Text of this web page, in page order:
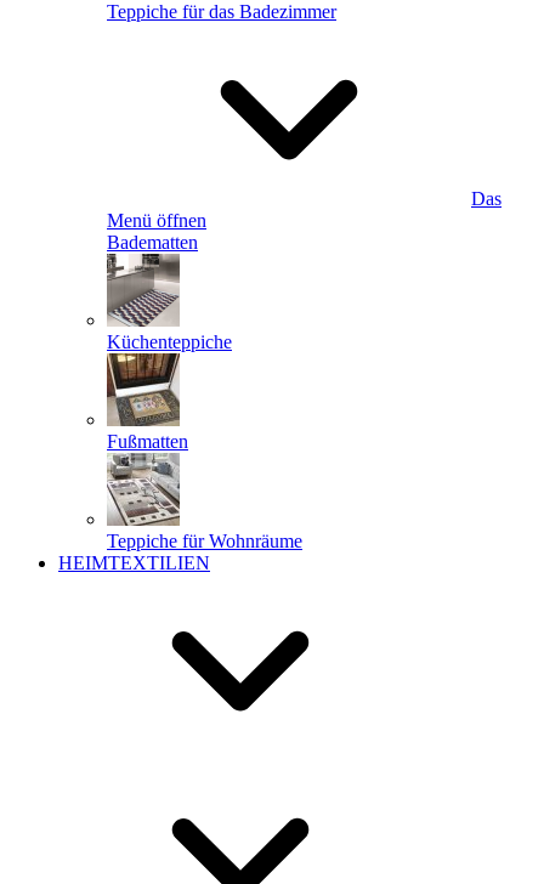
Teppiche für das Badezimmer
Das
Menü öffnen
Badematten
Küchenteppiche
Fußmatten
Teppiche für Wohnräume
HEIMTEXTILIEN